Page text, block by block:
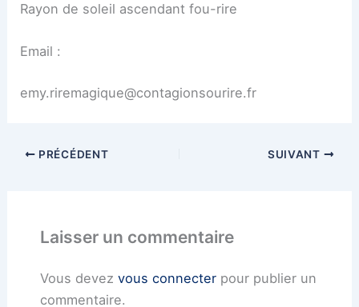
Rayon de soleil ascendant fou-rire
Email :
emy.riremagique@contagionsourire.fr
PRÉCÉDENT SUIVANT
Laisser un commentaire
Vous devez vous connecterpour publier un
commentaire.